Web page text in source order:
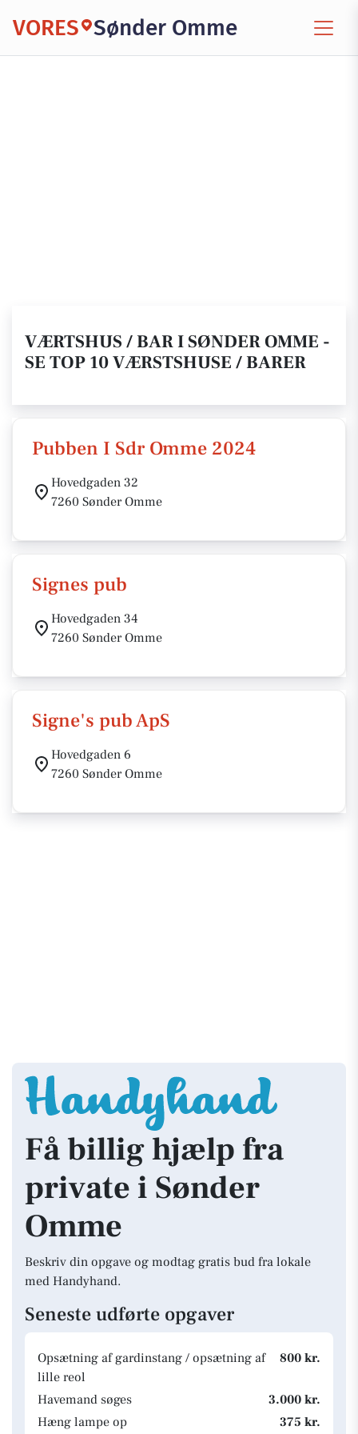
VORES Sønder Omme
VÆRTSHUS / BAR I SØNDER OMME -
SE TOP 10 VÆRSTSHUSE / BARER
Pubben I Sdr Omme 2024
Hovedgaden 32
7260 Sønder Omme
Signes pub
Hovedgaden 34
7260 Sønder Omme
Signe's pub ApS
Hovedgaden 6
7260 Sønder Omme
Få billig hjælp fra
private i Sønder
Omme
Beskriv din opgave og modtag gratis bud fra lokale
med Handyhand.
Seneste udførte opgaver
Opsætning af gardinstang / opsætning af
lille reol
800 kr.
Havemand søges
3.000 kr.
Hæng lampe op
375 kr.